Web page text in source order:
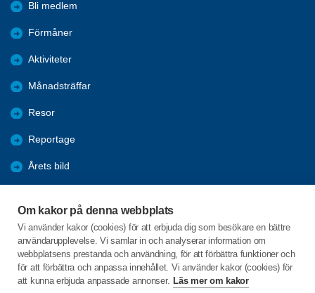
Om kakor på denna webbplats
Vi använder kakor (cookies) för att erbjuda dig som besökare en bättre
användarupplevelse. Vi samlar in och analyserar information om
webbplatsens prestanda och användning, för att förbättra funktioner och
för att förbättra och anpassa innehållet. Vi använder kakor (cookies) för
att kunna erbjuda anpassade annonser. Läs mer om kakor
Bli medlem
Förmåner
Aktiviteter
Månadsträffar
Resor
Reportage
Årets bild
Fredagsbridgen
Sponsorer
C/o:Lars-Erik Hagbert